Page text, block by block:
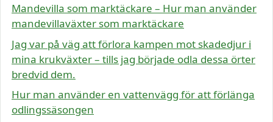
Mandevilla som marktäckare – Hur man använder
mandevillaväxter som marktäckare
Jag var på väg att förlora kampen mot skadedjur i
mina krukväxter – tills jag började odla dessa örter
bredvid dem.
Hur man använder en vattenvägg för att förlänga
odlingssäsongen